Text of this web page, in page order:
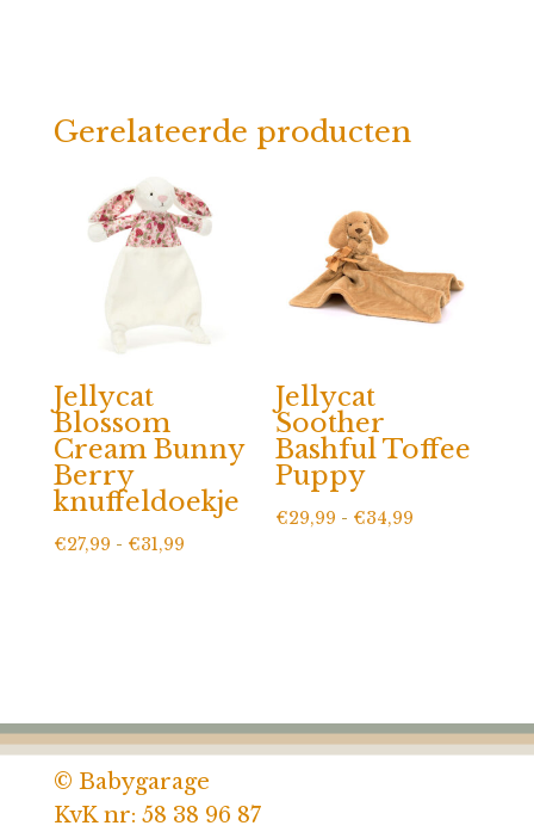
Gerelateerde producten
Jellycat
Blossom
Cream Bunny
Berry
knuffeldoekje
€27,99 - €31,99Prijsklasse:
Jellycat
Soother
Bashful Toffee
Puppy
€29,99 - €34,99
© Babygarage
KvK nr: 58 38 96 87